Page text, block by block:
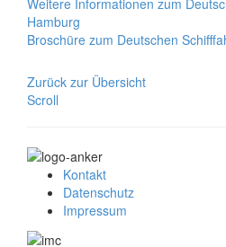
Hamburg
Broschüre zum Deutschen
Zurück zur Übersicht
Scroll
Kontakt
Datenschutz
Impressum